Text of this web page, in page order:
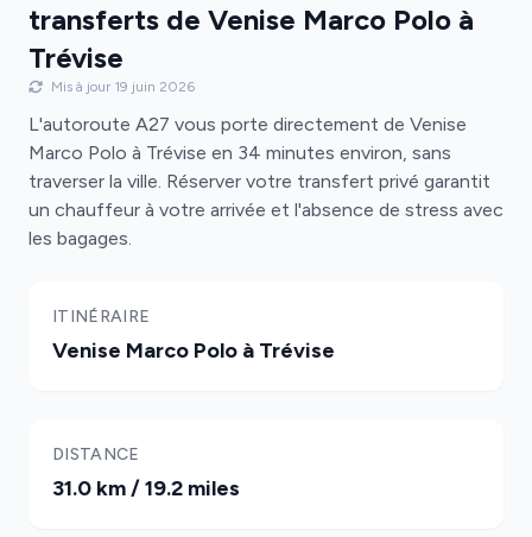
transferts de Venise Marco Polo à
Trévise
Mis à jour 19 juin 2026
L'autoroute A27 vous porte directement de Venise
Marco Polo à Trévise en 34 minutes environ, sans
traverser la ville. Réserver votre transfert privé garantit
un chauffeur à votre arrivée et l'absence de stress avec
les bagages.
ITINÉRAIRE
Venise Marco Polo à Trévise
DISTANCE
31.0 km / 19.2 miles